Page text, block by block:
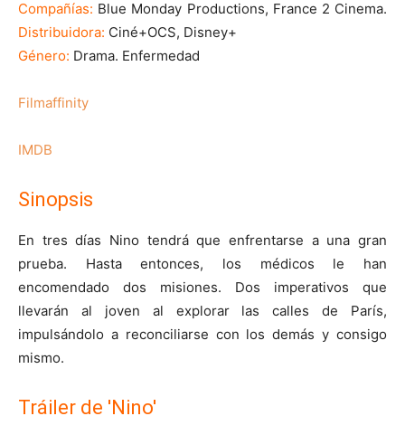
Compañías: Blue Monday Productions, France 2 Cinema.
Distribuidora: Ciné+OCS, Disney+
Género: Drama. Enfermedad
Filmaffinity
IMDB
Sinopsis
En tres días Nino tendrá que enfrentarse a una gran
prueba. Hasta entonces, los médicos le han
encomendado dos misiones. Dos imperativos que
llevarán al joven al explorar las calles de París,
impulsándolo a reconciliarse con los demás y consigo
mismo.
Tráiler de 'Nino'